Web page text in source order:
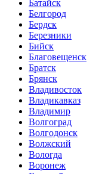
Батайск
Белгород
Бердск
Березники
Бийск
Благовещенск
Братск
Брянск
Владивосток
Владикавказ
Владимир
Волгоград
Волгодонск
Волжский
Вологда
Воронеж